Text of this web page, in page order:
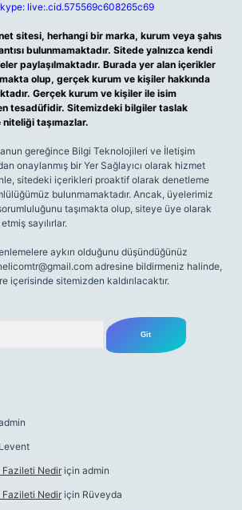
live:.cid.575569c608265c69
sitesi, herhangi bir marka, kurum veya şahıs
bulunmamaktadır. Sitede yalnızca kendi
paylaşılmaktadır. Burada yer alan içerikler
olup, gerçek kurum ve kişiler hakkında
Gerçek kurum ve kişiler ile isim
tesadüfidir. Sitemizdeki bilgiler taslak
taşımazlar.
gereğince Bilgi Teknolojileri ve İletişim
onaylanmış bir Yer Sağlayıcı olarak hizmet
sitedeki içerikleri proaktif olarak denetleme
bulunmamaktadır. Ancak, üyelerimiz
taşımakta olup, siteye üye olarak
sayılırlar.
aykırı olduğunu düşündüğünüz
adresine bildirmeniz halinde,
içerisinde sitemizden kaldırılacaktır.
Levent
Fazileti Nediriçin admin
Fazileti Nediriçin Rüveyda